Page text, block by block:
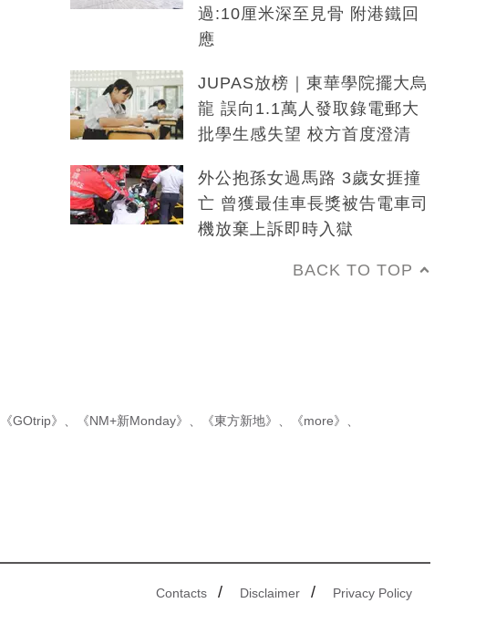
過:10厘米深至見骨 附港鐵回
應
JUPAS放榜｜東華學院擺大烏
龍 誤向1.1萬人發取錄電郵大
批學生感失望 校方首度澄清
外公抱孫女過馬路 3歲女捱撞
亡 曾獲最佳車長獎被告電車司
機放棄上訴即時入獄
BACK TO TOP
《GOtrip》 《NM+新Monday》 《東方新地》 《more》
Contacts / Disclaimer / Privacy Policy